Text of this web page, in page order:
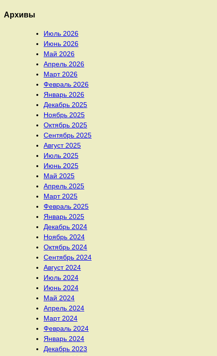
Архивы
Июль 2026
Июнь 2026
Май 2026
Апрель 2026
Март 2026
Февраль 2026
Январь 2026
Декабрь 2025
Ноябрь 2025
Октябрь 2025
Сентябрь 2025
Август 2025
Июль 2025
Июнь 2025
Май 2025
Апрель 2025
Март 2025
Февраль 2025
Январь 2025
Декабрь 2024
Ноябрь 2024
Октябрь 2024
Сентябрь 2024
Август 2024
Июль 2024
Июнь 2024
Май 2024
Апрель 2024
Март 2024
Февраль 2024
Январь 2024
Декабрь 2023